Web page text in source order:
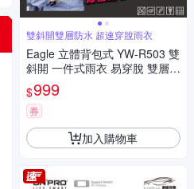
雙斜開雙層防水 超速穿脫雨衣
Eagle 立體背包式 YW-R503 雙
斜開 一件式雨衣 易穿脫 雙層防
雨 輕量
$999
券
加入購物車